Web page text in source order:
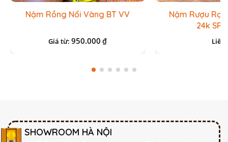
Nậm Rồng Nổi Vàng BT VV
Giá từ:950.000 ₫
Nậm Rượu
24k
Liên
SHOWROOM HÀ NỘI